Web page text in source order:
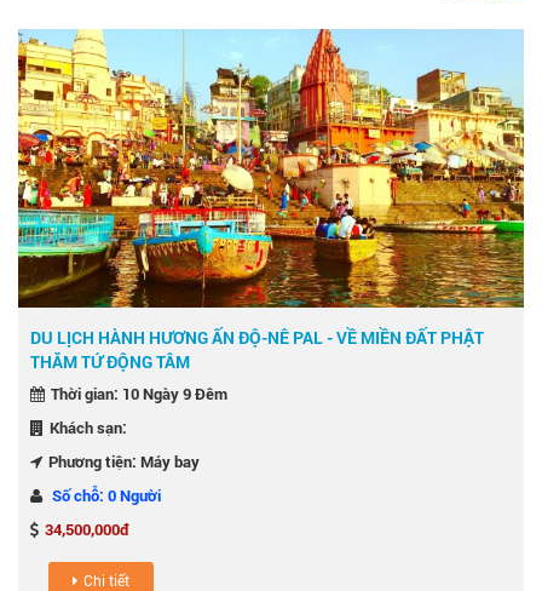
DU LỊCH HÀNH HƯƠNG ẤN ĐỘ-NÊ PAL - VỀ MIỀN ĐẤT PHẬT
THĂM TỨ ĐỘNG TÂM
Thời gian: 10 Ngày 9 Đêm
Khách sạn:
Phương tiện: Máy bay
Số chỗ: 0 Người
34,500,000đ
Chi tiết